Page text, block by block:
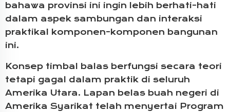
bahawa provinsi ini ingin lebih berhati-hati
dalam aspek sambungan dan interaksi
praktikal komponen-komponen bangunan
ini.
Konsep timbal balas berfungsi secara teori
tetapi gagal dalam praktik di seluruh
Amerika Utara. Lapan belas buah negeri di
Amerika Syarikat telah menyertai Program